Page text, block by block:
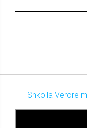
Shkolla Verore